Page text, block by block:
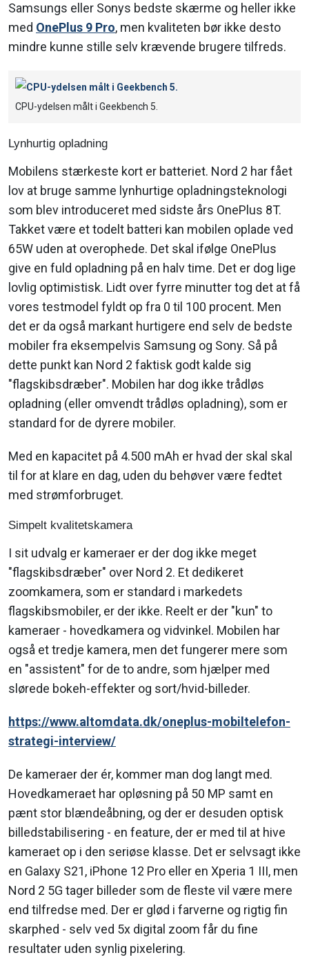
Samsungs eller Sonys bedste skærme og heller ikke
med OnePlus 9 Pro, men kvaliteten bør ikke desto
mindre kunne stille selv krævende brugere tilfreds.
CPU-ydelsen målt i Geekbench 5.
Lynhurtig opladning
Mobilens stærkeste kort er batteriet. Nord 2 har fået
lov at bruge samme lynhurtige opladningsteknologi
som blev introduceret med sidste års OnePlus 8T.
Takket være et todelt batteri kan mobilen oplade ved
65W uden at overophede. Det skal ifølge OnePlus
give en fuld opladning på en halv time. Det er dog lige
lovlig optimistisk. Lidt over fyrre minutter tog det at få
vores testmodel fyldt op fra 0 til 100 procent. Men
det er da også markant hurtigere end selv de bedste
mobiler fra eksempelvis Samsung og Sony. Så på
dette punkt kan Nord 2 faktisk godt kalde sig
"flagskibsdræber". Mobilen har dog ikke trådløs
opladning (eller omvendt trådløs opladning), som er
standard for de dyrere mobiler.
Med en kapacitet på 4.500 mAh er hvad der skal skal
til for at klare en dag, uden du behøver være fedtet
med strømforbruget.
Simpelt kvalitetskamera
I sit udvalg er kameraer er der dog ikke meget
"flagskibsdræber" over Nord 2. Et dedikeret
zoomkamera, som er standard i markedets
flagskibsmobiler, er der ikke. Reelt er der "kun" to
kameraer - hovedkamera og vidvinkel. Mobilen har
også et tredje kamera, men det fungerer mere som
en "assistent" for de to andre, som hjælper med
slørede bokeh-effekter og sort/hvid-billeder.
https://www.altomdata.dk/oneplus-mobiltelefon-
strategi-interview/
De kameraer der ér, kommer man dog langt med.
Hovedkameraet har opløsning på 50 MP samt en
pænt stor blændeåbning, og der er desuden optisk
billedstabilisering - en feature, der er med til at hive
kameraet op i den seriøse klasse. Det er selvsagt ikke
en Galaxy S21, iPhone 12 Pro eller en Xperia 1 III, men
Nord 2 5G tager billeder som de fleste vil være mere
end tilfredse med. Der er glød i farverne og rigtig fin
skarphed - selv ved 5x digital zoom får du fine
resultater uden synlig pixelering.